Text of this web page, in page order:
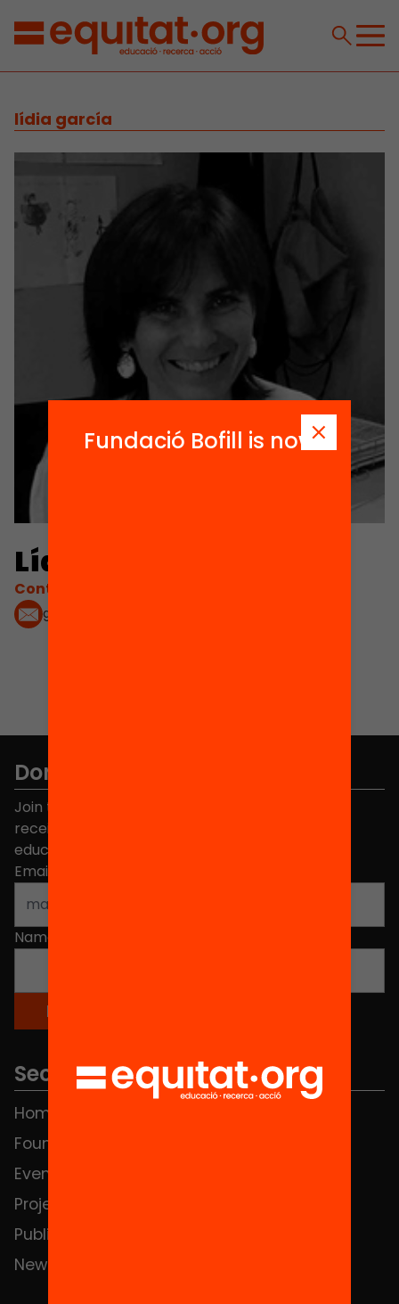
lídia garcía
Lídia García
Contacta'm:
garciacl@diba.cat
Don't miss anything.
Join the more than 40,000 people who already
receive news about initiatives and projects for
educational change in Catalonia.
Email address
Name
Sections
Home
Foundation
Events
Projects
Publications and videos
News
Fundació Bofill is now